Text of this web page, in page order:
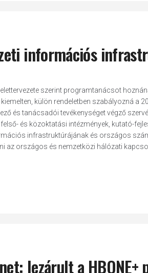
információs
szerint programtanácsot
külön rendeletben szabályozná a
és tanácsadói tevékenységet végző
és közoktatási intézmények, kutató-
infrastruktúrájának és országos
az országos és nemzetközi hálózati
lezárult a HBONE+